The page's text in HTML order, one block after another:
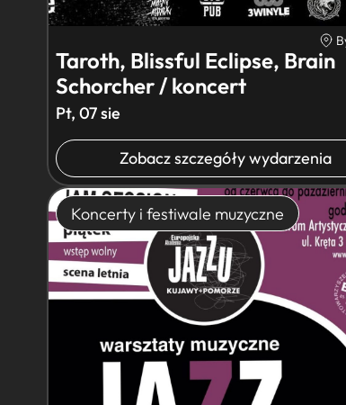
Taroth, Blissful Eclipse, Brain
Schorcher / koncert
Pt, 07 sie
Zobacz szczegóły wydarzenia
Koncerty i festiwale muzyczne